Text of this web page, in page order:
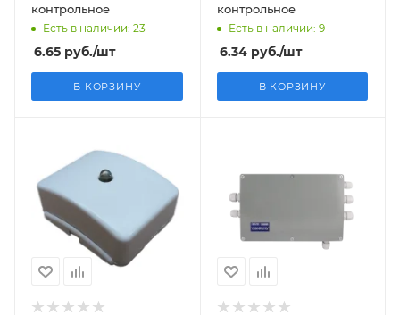
контрольное
Есть в наличии: 23
6.65 руб./шт
В КОРЗИНУ
контрольное
Есть в наличии: 9
6.34руб./шт
В КОРЗИНУ